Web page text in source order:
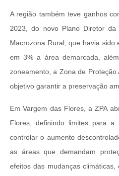
A região também teve ganhos
2023, do novo Plano Diretor
Macrozona Rural, que havia sido
em 3% a área demarcada,
zoneamento, a Zona de
objetivo garantir a preservação
Em Vargem das Flores, a ZPA
Flores, definindo limites para
controlar o aumento
as áreas que demandam
efeitos das mudanças